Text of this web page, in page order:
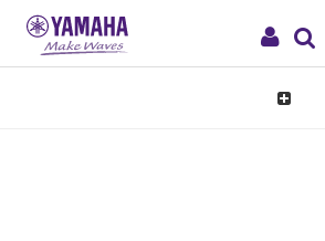
My
Toggle